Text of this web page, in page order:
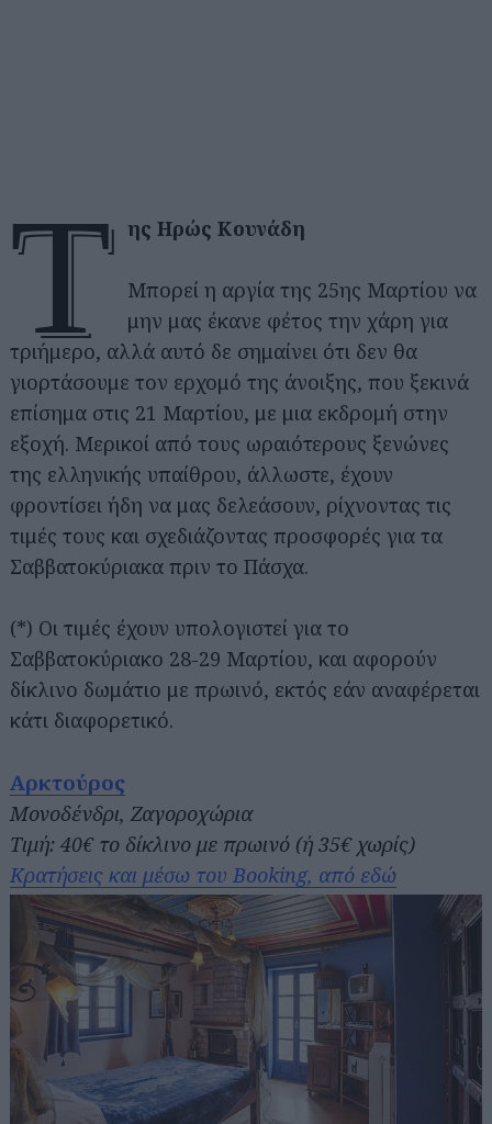
τ ης Ηρώς Κουνάδη
Μπορεί η αργία της 25ης Μαρτίου να
μην μας έκανε φέτος την χάρη για
τριήμερο, αλλά αυτό δε σημαίνει ότι δεν θα
γιορτάσουμε τον ερχομό της άνοιξης, που ξεκινά
επίσημα στις 21 Μαρτίου, με μια εκδρομή στην
εξοχή. Μερικοί από τους ωραιότερους ξενώνες
της ελληνικής υπαίθρου, άλλωστε, έχουν
φροντίσει ήδη να μας δελεάσουν, ρίχνοντας τις
τιμές τους και σχεδιάζοντας προσφορές για τα
Σαββατοκύριακα πριν το Πάσχα.
(*) Οι τιμές έχουν υπολογιστεί για το
Σαββατοκύριακο 28-29 Μαρτίου, και αφορούν
δίκλινο δωμάτιο με πρωινό, εκτός εάν αναφέρεται
κάτι διαφορετικό.
Αρκτούρος
Μονοδένδρι, Ζαγοροχώρια
Τιμή: 40€ το δίκλινο με πρωινό (ή 35€ χωρίς)
Κρατήσεις και μέσω του Booking, από εδώ